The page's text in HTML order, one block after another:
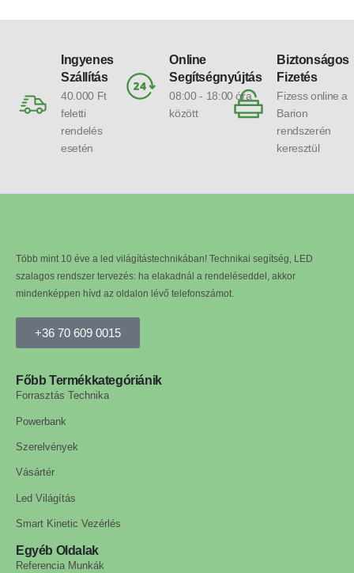
Ingyenes
Szállítás
40.000 Ft
feletti
rendelés
esetén
Online
Segítségnyújtás
08:00 - 18:00 óra
között
Biztonságos
Fizetés
Fizess online a
Barion
rendszerén
keresztül
Több mint 10 éve a led világítástechnikában! Technikai segítség, LED
szalagos rendszer tervezés: ha elakadnál a rendeléseddel, akkor
mindenképpen hívd az oldalon lévő telefonszámot.
+36 70 609 0015
Főbb Termékkategóriánik
Forrasztás Technika
Powerbank
Szerelvények
Vásártér
Led Világítás
Smart Kinetic Vezérlés
Egyéb Oldalak
Referencia Munkák